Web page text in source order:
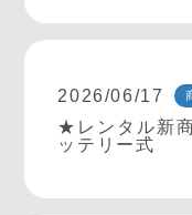
2026/06/17
★レンタル新
ッテリー式